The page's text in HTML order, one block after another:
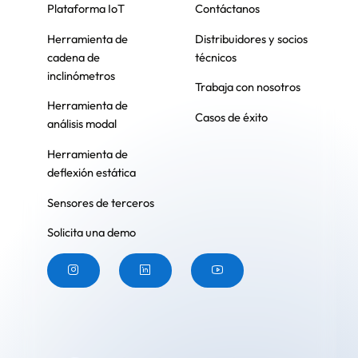
Plataforma IoT
Herramienta de
cadena de
inclinómetros
Herramienta de
análisis modal
Herramienta de
deflexión estática
Sensores de terceros
Solicita una demo
Contáctanos
Distribuidores y socios
técnicos
Trabaja con nosotros
Casos de éxito
Botón Botón Botón